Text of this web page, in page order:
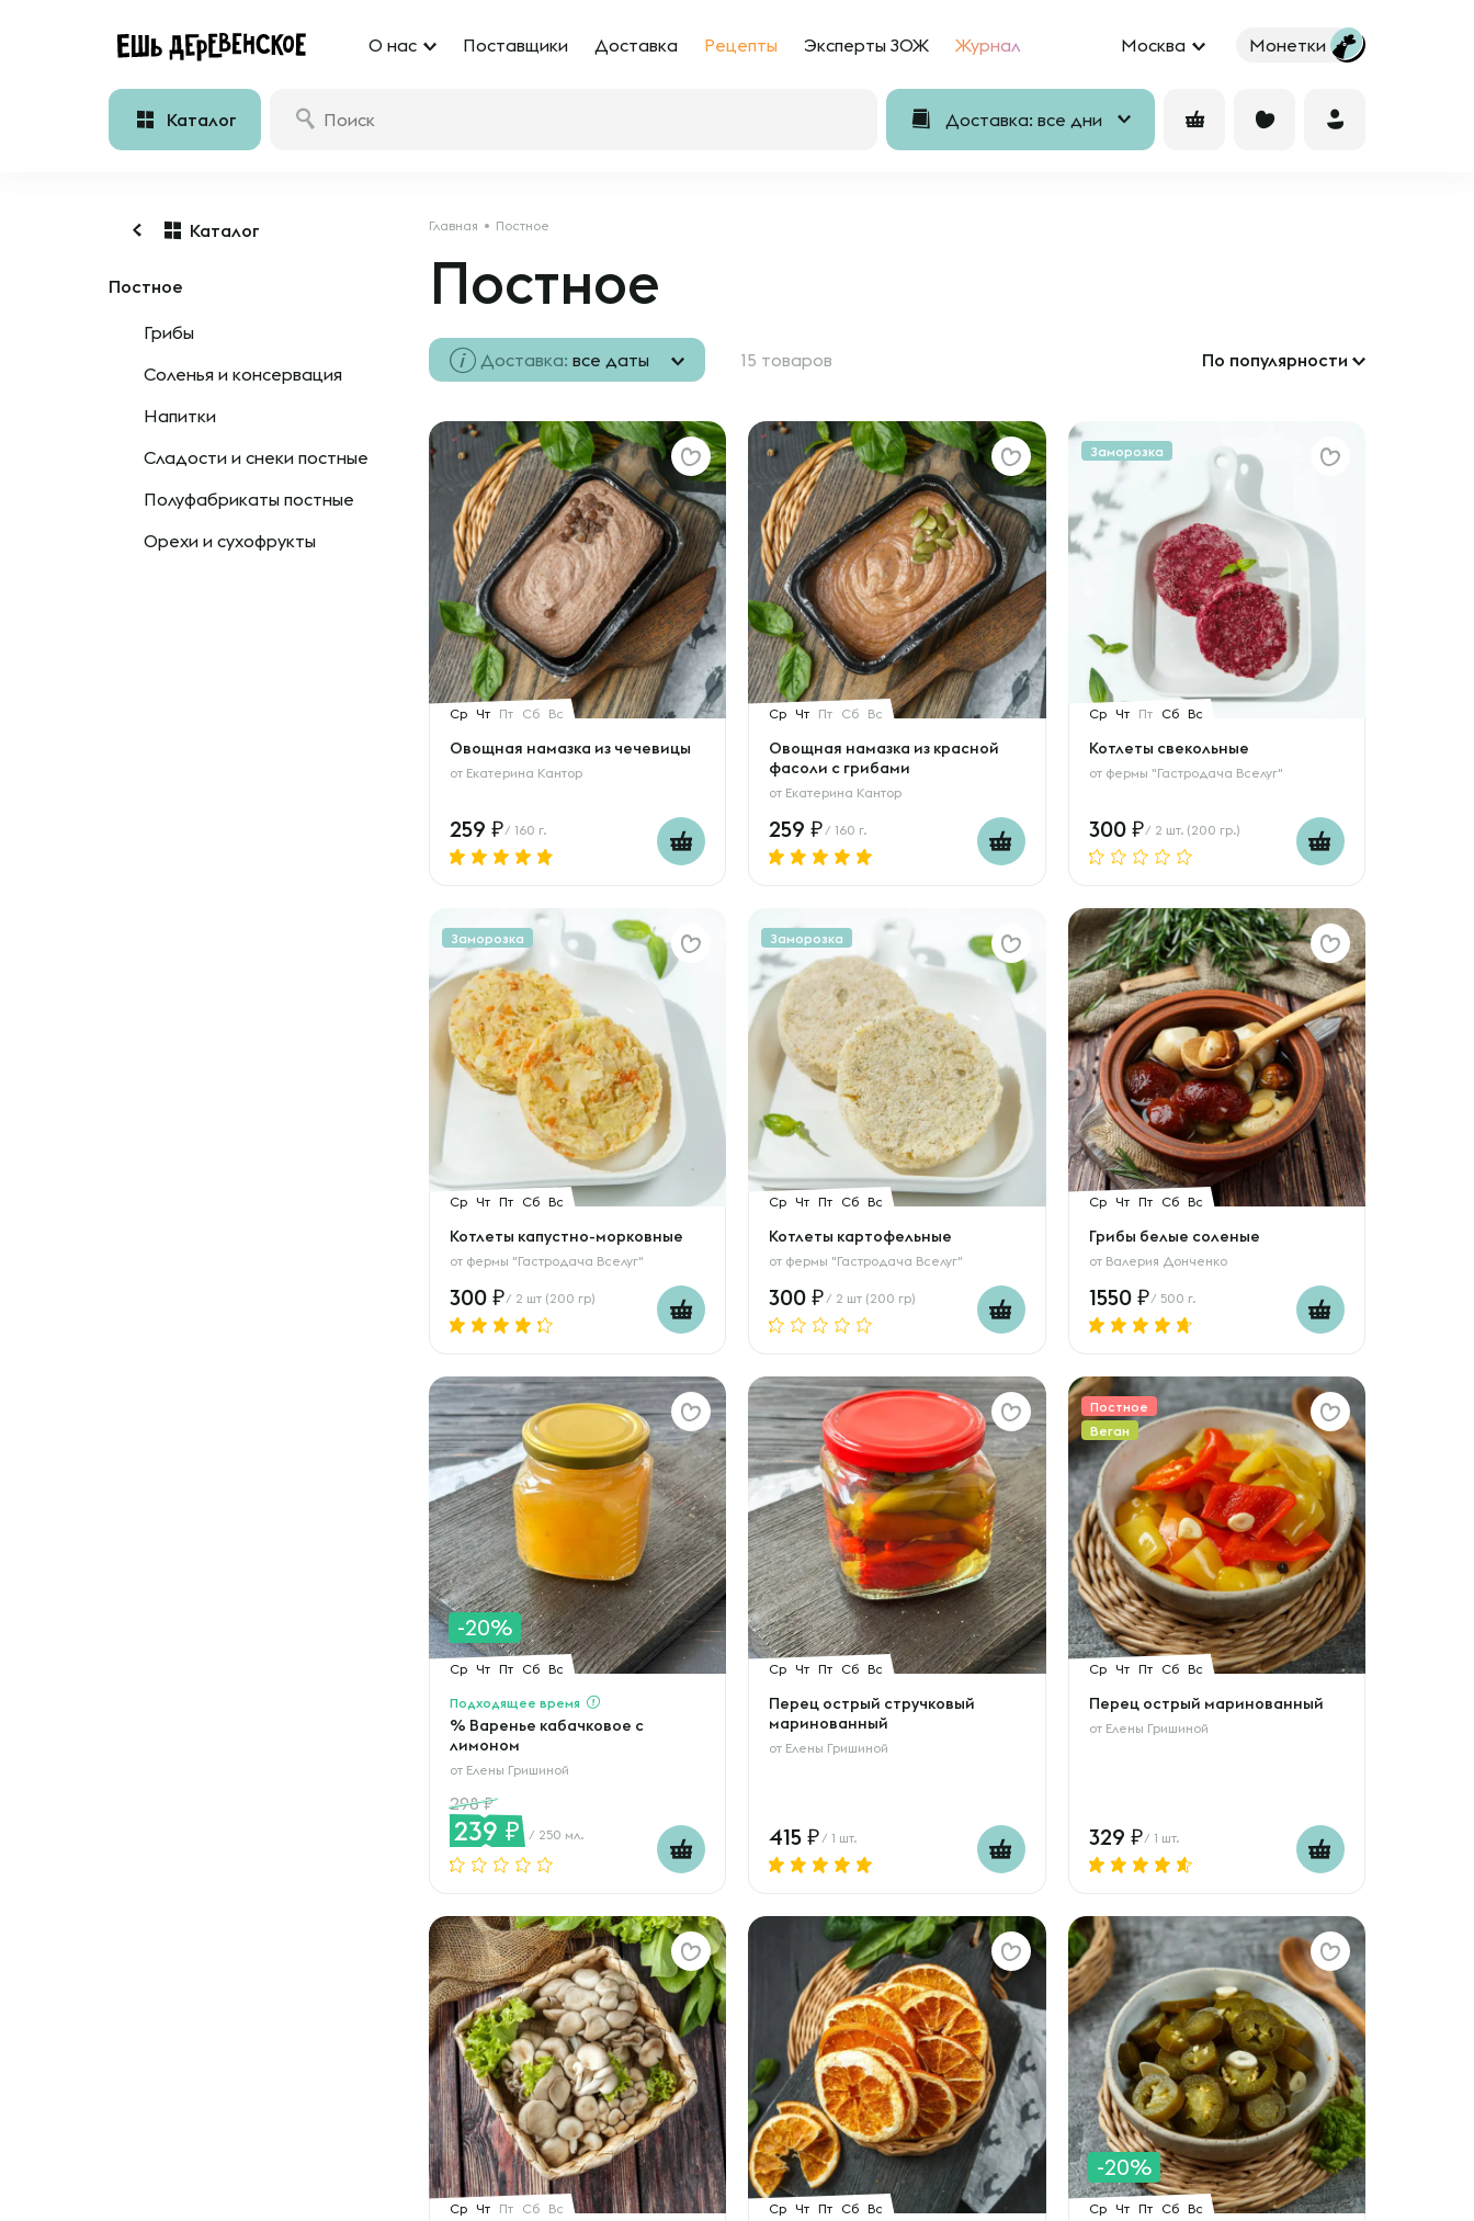
О нас Поставщики Доставка Рецепты Эксперты ЗОЖ Журнал Москва Монетки
Каталог Доставка: все дни
Каталог
Постное
Грибы
Соленья и консервация
Напитки
Сладости и снеки постные
Полуфабрикаты постные
Орехи и сухофрукты
Главная Постное
Постное
Доставка: все даты 15 товаров По популярности
Ср Чт Пт Сб Вс
Овощная намазка из чечевицы
от Екатерина Кантор
259 / 160 г.
Ср Чт Пт Сб Вс
Овощная намазка из красной
фасоли с грибами
от Екатерина Кантор
259 / 160 г.
Заморозка
Ср Чт Пт Сб Вс
Котлеты свекольные
от фермы "Гастродача Вселуг"
300 / 2 шт. (200 гр.)
Заморозка
Ср Чт Пт Сб Вс
Котлеты капустно-морковные
от фермы "Гастродача Вселуг"
300 / 2 шт (200 гр)
Заморозка
Ср Чт Пт Сб Вс
Котлеты картофельные
от фермы "Гастродача Вселуг"
300 / 2 шт (200 гр)
Ср Чт Пт Сб Вс
Грибы белые соленые
от Валерия Донченко
1550 / 500 г.
-20%
Ср Чт Пт Сб Вс
Подходящее время
% Варенье кабачковое с
лимоном
от Елены Гришиной
298
239 / 250 мл.
Ср Чт Пт Сб Вс
Перец острый стручковый
маринованный
от Елены Гришиной
415 / 1 шт.
Постное
Веган
Ср Чт Пт Сб Вс
Перец острый маринованный
от Елены Гришиной
329 / 1 шт.
Ср Чт Пт Сб Вс Ср Чт Пт Сб Вс
-20%
Ср Чт Пт Сб Вс